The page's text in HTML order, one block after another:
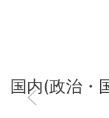
国内(政治・